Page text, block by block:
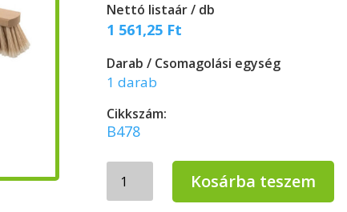
Nettó listaár / db
1 561,25 Ft
Darab / Csomagolási egység
1 darab
Cikkszám:
B478
Lennox
60
Kosárba teszem